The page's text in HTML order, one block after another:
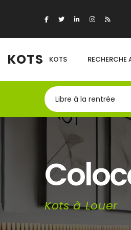
KOTS KOTS RECHERCHE
Kots à Louer